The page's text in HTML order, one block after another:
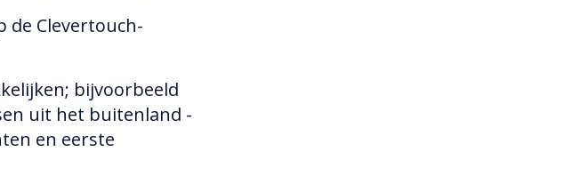
de Clevertouch-
bijvoorbeeld
uit het buitenland -
en eerste